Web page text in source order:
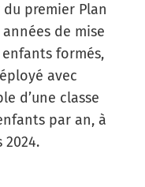
du premier Plan
de mise
formés,
avec
d’une classe
par an, à
2024.